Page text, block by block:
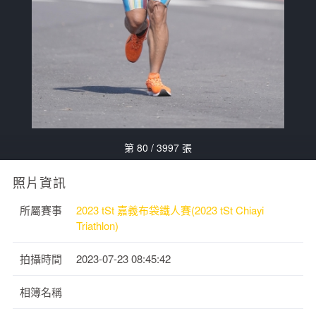
第 80 / 3997 張
照片資訊
所屬賽事
2023 tSt 嘉義布袋鐵人賽(2023 tSt Chiayi
Triathlon)
拍攝時間 2023-07-23 08:45:42
相簿名稱